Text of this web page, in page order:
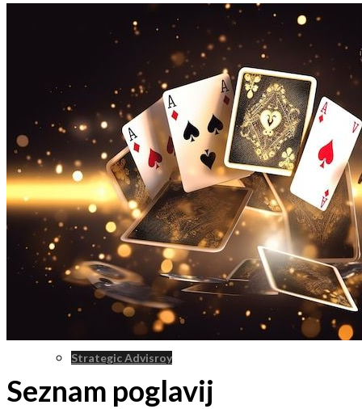
Tenant Representation
Landlord Representation
Real Estate Consulting
Real Estate Investment Sales
Strategic Advisroy
Seznam poglavij